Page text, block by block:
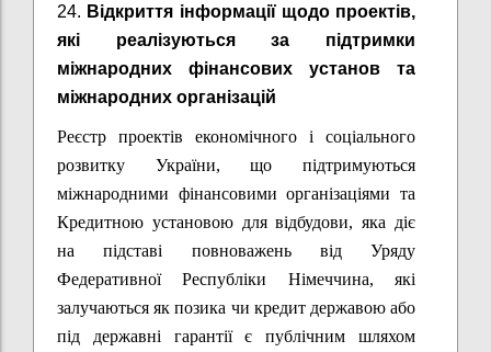
24. Відкриття інформації щодо проектів,
які реалізуються за підтримки
міжнародних фінансових установ та
міжнародних організацій
Реєстр проектів економічного і соціального
розвитку України, що підтримуються
міжнародними фінансовими організаціями та
Кредитною установою для відбудови, яка діє
на підставі повноважень від Уряду
Федеративної Республіки Німеччина, які
залучаються як позика чи кредит державою або
під державні гарантії є публічним шляхом